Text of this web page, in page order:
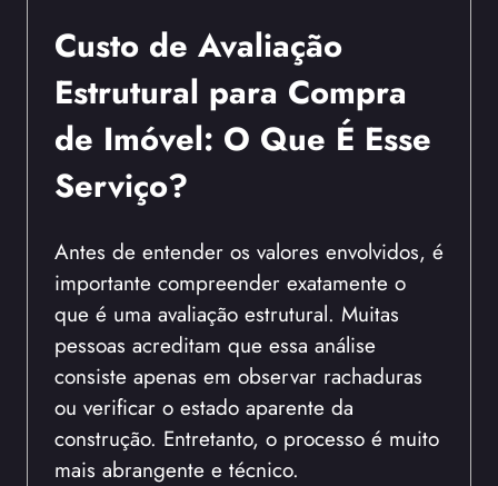
Custo de Avaliação
Estrutural para Compra
de Imóvel: O Que É Esse
Serviço?
Antes de entender os valores envolvidos, é
importante compreender exatamente o
que é uma avaliação estrutural. Muitas
pessoas acreditam que essa análise
consiste apenas em observar rachaduras
ou verificar o estado aparente da
construção. Entretanto, o processo é muito
mais abrangente e técnico.